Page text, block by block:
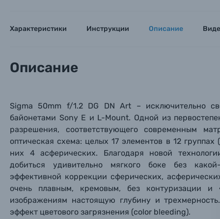
Имя
Тема
Имя
Тема
Фотокамеры моментальной печати
Объективы для фотоаппаратов
Вспышки для фотоаппаратов
Аксессуары для фото и видеокамер
Оптические приборы
Заказ
Вами с
Характеристики Инструкции Описание
Описание
Sigma 50mm f/1.2 DG DN Art – исключительно
байонетами Sony E и L-Mount. Одной из
разрешения, соответствующего современным
оптическая схема: целых 17 элементов в 12
них 4 асферических. Благодаря новой
добиться удивительно мягкого боке без
эффективной коррекции сферических,
очень плавным, кремовым, без контуризации
изображениям настоящую глубину и
эффект цветового загрязнения (color bleeding).
Имя
Тема